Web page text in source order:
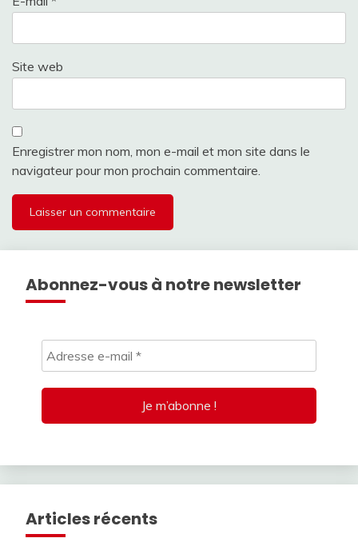
Site web
Enregistrer mon nom, mon e-mail et mon site dans le
navigateur pour mon prochain commentaire.
Abonnez-vous à notre newsletter
Articles récents